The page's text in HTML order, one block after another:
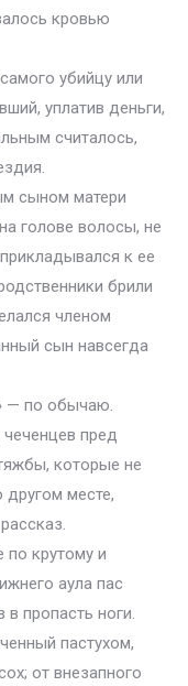
кровью
убийцу или
уплатив деньги,
считалось,
сыном матери
голове волосы, не
к ее
брили
членом
сын навсегда
— по обычаю.
пред
которые не
месте,
по крутому и
аула пас
пропасть ноги.
пастухом,
от внезапного